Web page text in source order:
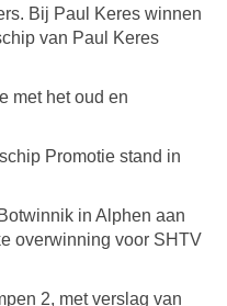
Bij Paul Keres winnen
van Paul Keres
met het oud en
Promotie stand in
in Alphen aan
overwinning voor SHTV
2, met verslag van